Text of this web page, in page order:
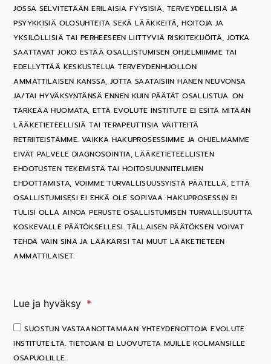
JOSSA SELVITETÄÄN ERILAISIA FYYSISIÄ, TERVEYDELLISIÄ JA
PSYYKKISIÄ OLOSUHTEITA SEKÄ LÄÄKKEITÄ, HOITOJA JA
YKSILÖLLISIÄ TAI PERHEESEEN LIITTYVIÄ RISKITEKIJÖITÄ, JOTKA
SAATTAVAT JOKO ESTÄÄ OSALLISTUMISEN OHJELMIIMME TAI
EDELLYTTÄÄ KESKUSTELUA TERVEYDENHUOLLON
AMMATTILAISEN KANSSA, JOTTA SAATAISIIN HÄNEN NEUVONSA
JA/TAI HYVÄKSYNTÄNSÄ ENNEN KUIN PÄÄTÄT OSALLISTUA. ON
TÄRKEÄÄ HUOMATA, ETTÄ EVOLUTE INSTITUTE EI ESITÄ MITÄÄN
LÄÄKETIETEELLISIÄ TAI TERAPEUTTISIA VÄITTEITÄ
RETRIITEISTÄMME. VAIKKA HAKUPROSESSIMME JA OHJELMAMME
EIVÄT PALVELE DIAGNOSOINTIA, LÄÄKETIETEELLISTEN
EHDOTUSTEN TEKEMISTÄ TAI HOITOSUUNNITELMIEN
EHDOTTAMISTA, VOIMME TURVALLISUUSSYISTÄ PÄÄTELLÄ, ETTÄ
OSALLISTUMISESI EI EHKÄ OLE SOPIVAA. HAKUPROSESSIN EI
TULISI OLLA AINOA PERUSTE OSALLISTUMISEN TURVALLISUUTTA
KOSKEVALLE PÄÄTÖKSELLESI. TÄLLAISEN PÄÄTÖKSEN VOIVAT
TEHDÄ VAIN SINÄ JA LÄÄKÄRISI TAI MUUT LÄÄKETIETEEN
AMMATTILAISET.
Lue ja hyväksy
SUOSTUN VASTAANOTTAMAAN YHTEYDENOTTOJA EVOLUTE
INSTITUTE:LTÄ. TIETOJANI EI LUOVUTETA MUILLE KOLMANSILLE
OSAPUOLILLE.